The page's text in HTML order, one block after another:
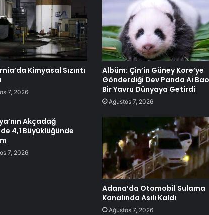
Kimyasal Sızıntı
7, 2026
Albüm: Çin’in Güney Kore’ye
Gönderdiği Dev Panda Ai Bao
Bir Yavru Dünyaya Getirdi
Ağustos 7, 2026
Akçadağ
4,1 Büyüklüğünde
7, 2026
Adana’da Otomobil Sulama
Kanalında Asılı Kaldı
Ağustos 7, 2026